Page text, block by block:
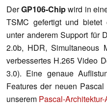
DerGP106-Chipwird in
TSMC gefertigt und
unter anderem Support für
2.0b, HDR, Simultaneous
verbessertes H.265 Video
3.0). Eine genaue
Features der neuen
unserem Pascal-Architektur-